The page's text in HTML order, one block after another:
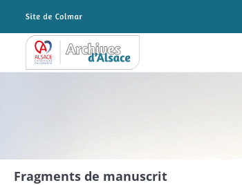
Archives Alsace - Colmar
Fragments de manuscrit